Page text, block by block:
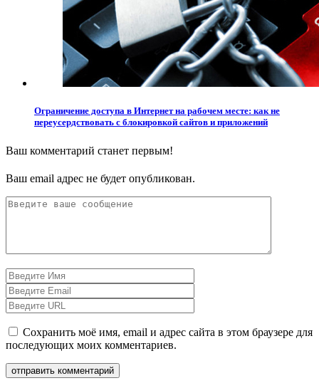
Ограничение доступа в Интернет на рабочем месте: как не
переусердствовать с блокировкой сайтов и приложений
Ваш комментарий станет первым!
Ваш email адрес не будет опубликован.
Сохранить моё имя, email и адрес сайта в этом браузере для
последующих моих комментариев.